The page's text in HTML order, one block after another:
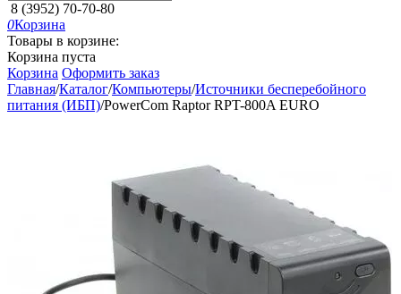
8 (3952) 70-70-80
0Корзина
Товары в корзине:
Корзина пуста
Корзина Оформить заказ
Главная/Каталог/Компьютеры/Источники бесперебойного
питания (ИБП)/PowerCom Raptor RPT-800A EURO